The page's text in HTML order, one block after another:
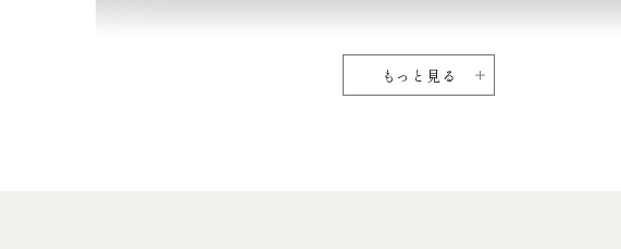
もっと見る